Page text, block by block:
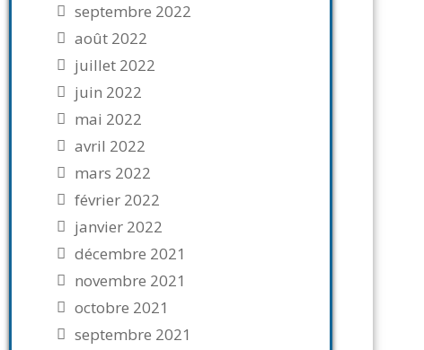
septembre 2022
août 2022
juillet 2022
juin 2022
mai 2022
avril 2022
mars 2022
février 2022
janvier 2022
décembre 2021
novembre 2021
octobre 2021
septembre 2021